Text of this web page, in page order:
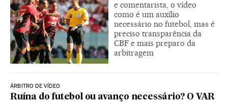
e comentarista, o vídeo
como é um auxílio
necessário no futebol, mas é
preciso transparência da
CBF e mais preparo da
arbitragem
ÁRBITRO DE VÍDEO
Ruína do futebol ou avanço necessário? O VAR